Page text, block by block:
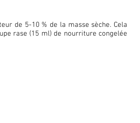
de 5-10 % de la masse sèche. Cela
rase (15 ml) de nourriture congelée